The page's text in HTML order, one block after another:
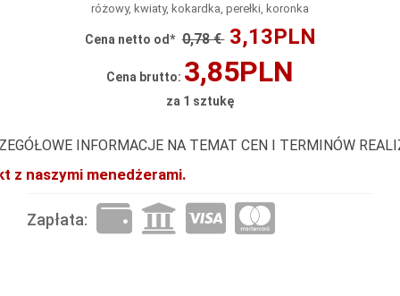
różowy, kwiaty, kokardka, perełki, koronka
Cena netto od* 0,78 € 3,13PLN
Cena brutto: 3,85PLN
za 1 sztukę
INFORMACJE NA TEMAT CEN I TERMINÓW
z naszymi menedżerami.
Zapłata: